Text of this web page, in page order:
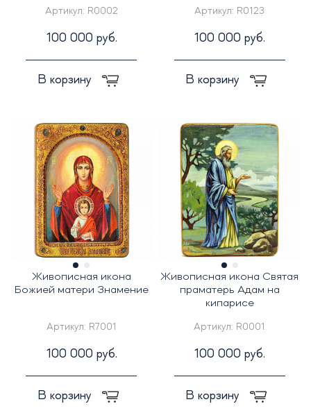
Артикул: R0002
100 000 руб.
В корзину
Артикул: R0123
100 000 руб.
В корзину
Живописная икона
Божией матери Знамение
Артикул: R7001
100 000 руб.
В корзину
Живописная икона Святая
праматерь Адам на
кипарисе
Артикул: R0001
100 000 руб.
В корзину